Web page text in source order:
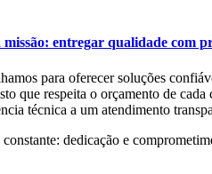
missão: entregar qualidade com
para oferecer soluções
que respeita o orçamento de
técnica a um atendimento
constante: dedicação e